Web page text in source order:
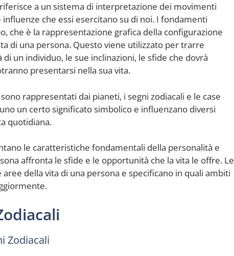
a un sistema di interpretazione dei movimenti
che essi esercitano su di noi. I fondamenti
che è la rappresentazione grafica della configurazione
di una persona. Questo viene utilizzato per trarre
un individuo, le sue inclinazioni, le sfide che dovrà
presentarsi nella sua vita.
rappresentati dai pianeti, i segni zodiacali e le case
un certo significato simbolico e influenzano diversi
quotidiana.
le caratteristiche fondamentali della personalità e
affronta le sfide e le opportunità che la vita le offre. Le
della vita di una persona e specificano in quali ambiti
Zodiacali